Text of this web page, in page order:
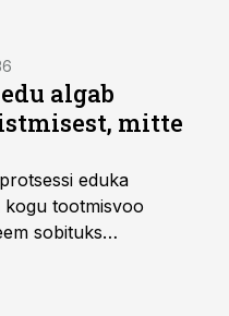
algab
mitte
eduka
kogu tootmisvoo
sobituks